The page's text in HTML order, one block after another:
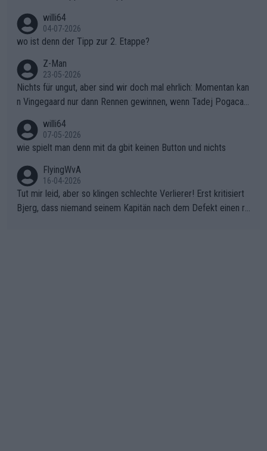
willi64
04-07-2026
wo ist denn der Tipp zur 2. Etappe?
Z-Man
23-05-2026
Nichts für ungut, aber sind wir doch mal ehrlich: Momentan kan
n Vingegaard nur dann Rennen gewinnen, wenn Tadej Pogacar
willi64
07-05-2026
wie spielt man denn mit da gbit keinen Button und nichts
FlyingWvA
16-04-2026
Tut mir leid, aber so klingen schlechte Verlierer! Erst kritisiert
Bjerg, dass niemand seinem Kapitän nach dem Defekt einen ro